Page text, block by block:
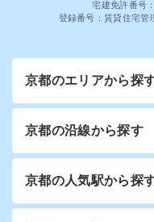
宅建免許番号
登録番号：賃貸住宅管
京都のエリアから探
京都の沿線から探す
京都の人気駅から探